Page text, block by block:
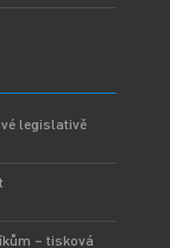
legislativě
– tisková